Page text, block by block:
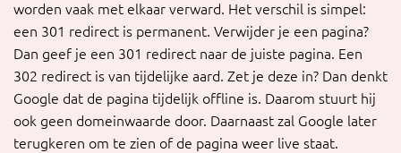
worden vaak met elkaar verward. Het verschil is simpel:
een 301 redirect is permanent. Verwijder je een pagina?
Dan geef je een 301 redirect naar de juiste pagina. Een
302 redirect is van tijdelijke aard. Zet je deze in? Dan denkt
Google dat de pagina tijdelijk offline is. Daarom stuurt hij
ook geen domeinwaarde door. Daarnaast zal Google later
terugkeren om te zien of de pagina weer live staat.